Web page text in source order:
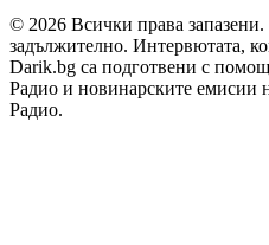
© 2026 Всички права
задължително. Интервютата,
Darik.bg са подготвени с
Радио и новинарските
Радио.